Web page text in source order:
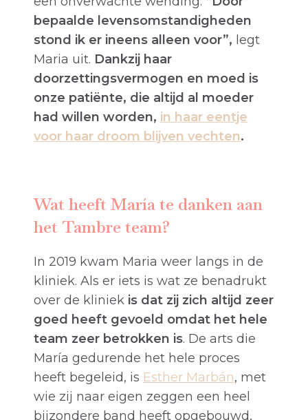
bepaalde levensomstandigheden
stond ik er ineens alleen voor”, legt
Maria uit. Dankzij haar
doorzettingsvermogen en moed is
onze patiënte, die altijd al moeder
had willen worden, in haar eentje
voor haar droom blijven vechten.
Wat heeft María te danken aan
het Tambre team?
In 2019 kwam Maria weer langs in de
kliniek. Als er iets is wat ze benadrukt
over de kliniek is dat zij zich altijd zeer
goed heeft gevoeld omdat het hele
team zeer betrokken is. De arts die
María gedurende het hele proces
heeft begeleid, is Esther Marbán, met
wie zij naar eigen zeggen een heel
bijzondere band heeft opgebouwd,